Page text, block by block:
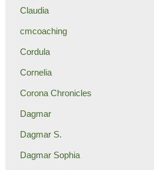
Claudia
cmcoaching
Cordula
Cornelia
Corona Chronicles
Dagmar
Dagmar S.
Dagmar Sophia